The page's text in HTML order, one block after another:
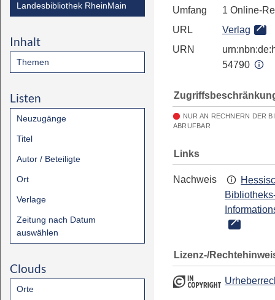
Landesbibliothek RheinMain
Inhalt
Themen
Listen
Neuzugänge
Titel
Autor / Beteiligte
Ort
Verlage
Zeitung nach Datum
auswählen
Clouds
Orte
Umfang
1 Online-
URL
Verlag
URN
54790
NUR AN RECHNERN DER
ABRUFBAR
Links
Nachweis
Lizenz-/